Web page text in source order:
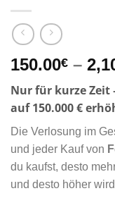
150.00€ –
Nur für kurze Zeit
auf 150.000 €
Die Verlosung im
und jeder Kauf von
du kaufst, desto
und desto höher